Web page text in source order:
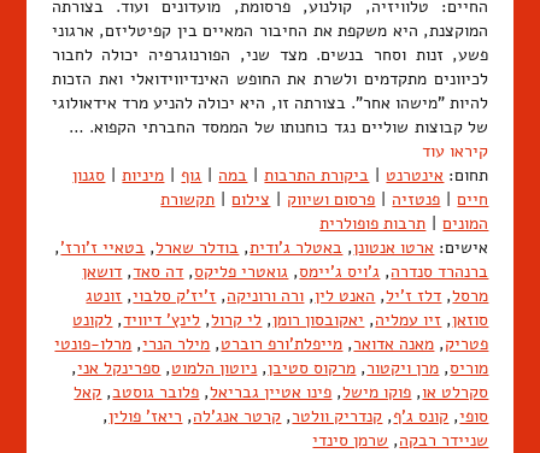
החיים: טלוויזיה, קולנוע, פרסומת, מועדונים ועוד. בצורתה
המוקצנת, היא משקפת את החיבור המאיים בין קפיטליזם, ארגוני
פשע, זנות וסחר בנשים. מצד שני, הפורנוגרפיה יכולה לחבור
לכיוונים מתקדמים ולשרת את החופש האינדיווידואלי ואת הזכות
להיות "מישהו אחר". בצורתה זו, היא יכולה להניע מרד אידאולוגי
של קבוצות שוליים נגד כוחנותו של הממסד החברתי הקפוא. …
קיראו עוד
תחום: אינטרנט | ביקורת התרבות | במה | גוף | מיניות | סגנון
חיים | פנטזיה | פרסום ושיווק | צילום | תקשורת
המונים | תרבות פופולרית
אישים: ארטו אנטונן, באטלר ג'ודית, בודלר שארל, בטאיי ז'ורז',
ברנהרד סנדרה, ג'ויס ג'יימס, גואטרי פליקס, דה סאד, דושאן
מרסל, דלז ז'יל, האנט לין, ורה ורוניקה, ז'יז'ק סלבוי, זונטג
סוזאן, זיו עמליה, יאקובסון רומן, לי קרול, לינץ' דיוויד, לקונט
פטריק, מאנה אדואר, מייפלת'ורפ רוברט, מילר הנרי, מרלו-פונטי
מוריס, מרן ויקטור, מרקוס סטיבן, ניוטון הלמוט, ספרינקל אני,
סקרלט או, פוקו מישל, פינו אטיין גבריאל, פלובר גוסטב, קאל
סופי, קונס ג'ף, קנדריק וולטר, קרטר אנג'לה, ריאז' פולין,
שניידר רבקה, שרמן סינדי